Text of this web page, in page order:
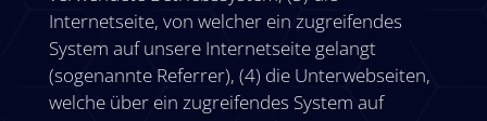
Internetseite, von welcher ein zugreifendes
System auf unsere Internetseite gelangt
(sogenannte Referrer), (4) die Unterwebseiten,
welche über ein zugreifendes System auf